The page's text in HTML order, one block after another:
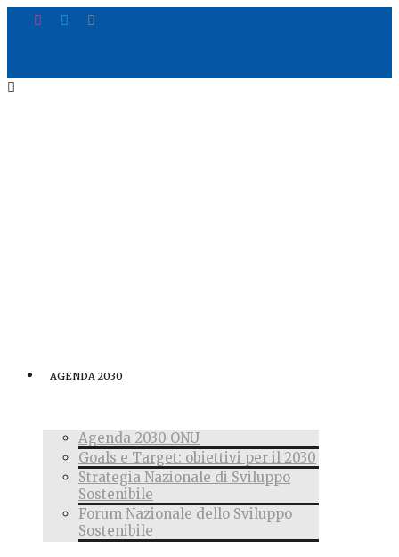
AGENDA 2030
Agenda 2030 ONU
Goals e Target: obiettivi per il 2030
Strategia Nazionale di Sviluppo
Sostenibile
Forum Nazionale dello Sviluppo
Sostenibile